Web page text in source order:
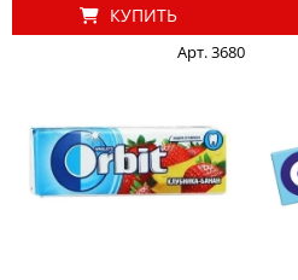
КУПИТЬ
Арт. 3680